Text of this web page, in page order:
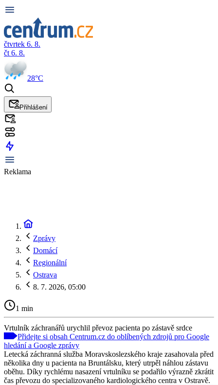
čtvrtek 6. 8.
čt 6. 8.
28°C
Přihlášení
Reklama
Zprávy
Domácí
Regionální
Ostrava
8. 7. 2026, 05:00
1 min
Vrtulník záchranářů urychlil převoz pacienta po zástavě srdce
Přidejte si obsah Centrum.cz do oblíbených zdrojů pro Google
hledání a Google zprávy
Letecká záchranná služba Moravskoslezského kraje zasahovala před
několika dny u pacienta na Bruntálsku, který utrpěl náhlou zástavu
oběhu. Díky rychlému nasazení vrtulníku se podařilo výrazně zkrátit
čas převozu do specializovaného kardiologického centra v Ostravě.